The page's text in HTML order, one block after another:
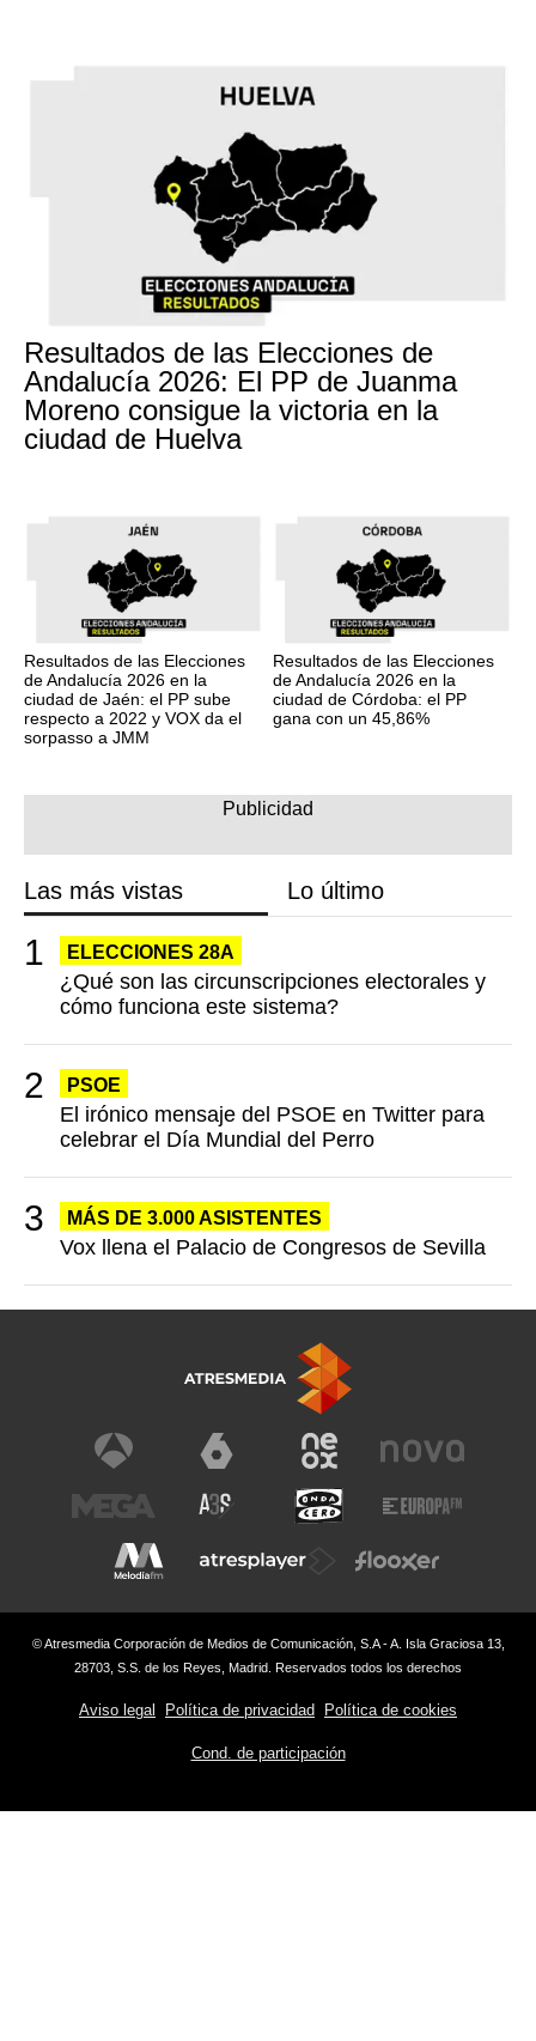
Resultados de las Elecciones de
Andalucía 2026: El PP de Juanma
Moreno consigue la victoria en la
ciudad de Huelva
Resultados de las Elecciones
de Andalucía 2026 en la
ciudad de Jaén: el PP sube
respecto a 2022 y VOX da el
sorpasso a JMM
Resultados de las Elecciones
de Andalucía 2026 en la
ciudad de Córdoba: el PP
gana con un 45,86%
Las más vistas Lo último
ELECCIONES 28A
¿Qué son las circunscripciones electorales y
cómo funciona este sistema?
PSOE
El irónico mensaje del PSOE en Twitter para
celebrar el Día Mundial del Perro
MÁS DE 3.000 ASISTENTES
Vox llena el Palacio de Congresos de Sevilla
© Atresmedia Corporación de Medios de Comunicación, S.A - A. Isla Graciosa 13,
28703, S.S. de los Reyes, Madrid. Reservados todos los derechos
Aviso legal Política de privacidad Política de cookies
Cond. de participación